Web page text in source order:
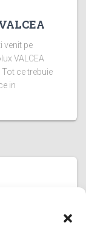
venit pe
VALCEA
ce trebuie
in
venit pe
PRAHOVA